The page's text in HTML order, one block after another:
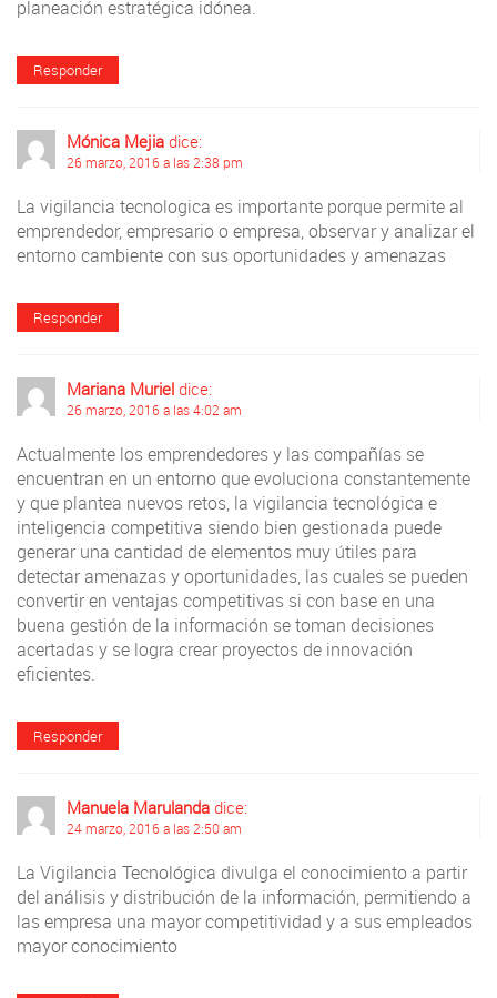
planeación estratégica idónea.
Responder
Mónica Mejia dice:
26 marzo, 2016 a las 2:38 pm
La vigilancia tecnologica es importante porque permite al
emprendedor, empresario o empresa, observar y analizar el
entorno cambiente con sus oportunidades y amenazas
Responder
Mariana Muriel dice:
26 marzo, 2016 a las 4:02 am
Actualmente los emprendedores y las compañías se
encuentran en un entorno que evoluciona constantemente
y que plantea nuevos retos, la vigilancia tecnológica e
inteligencia competitiva siendo bien gestionada puede
generar una cantidad de elementos muy útiles para
detectar amenazas y oportunidades, las cuales se pueden
convertir en ventajas competitivas si con base en una
buena gestión de la información se toman decisiones
acertadas y se logra crear proyectos de innovación
eficientes.
Responder
Manuela Marulanda dice:
24 marzo, 2016 a las 2:50 am
La Vigilancia Tecnológica divulga el conocimiento a partir
del análisis y distribución de la información, permitiendo a
las empresa una mayor competitividad y a sus empleados
mayor conocimiento